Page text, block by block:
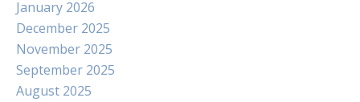
January 2026
December 2025
November 2025
September 2025
August 2025